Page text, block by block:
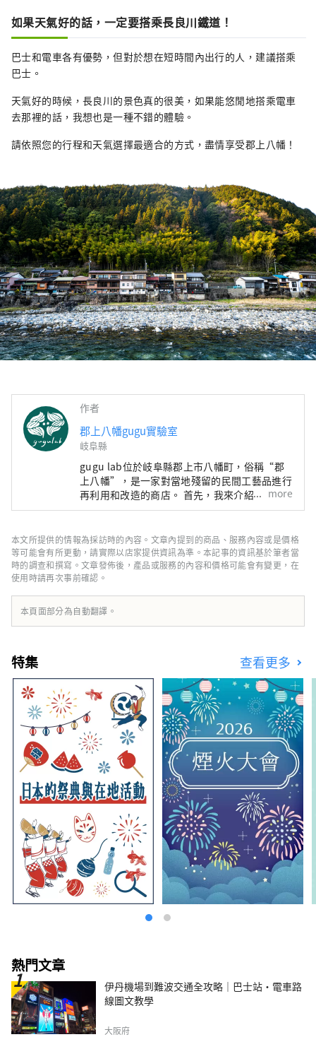
如果天氣好的話，一定要搭乘長良川鐵道！
巴士和電車各有優勢，但對於想在短時間內出行的人，建議搭乘
巴士。
天氣好的時候，長良川的景色真的很美，如果能悠閒地搭乘電車
去那裡的話，我想也是一種不錯的體驗。
請依照您的行程和天氣選擇最適合的方式，盡情享受郡上八幡！
作者
郡上八幡gugu實驗室
岐阜縣
gugu lab位於岐阜縣郡上市八幡町，俗稱“郡
上八幡”，是一家對當地殘留的民間工藝品進行
再利用和改造的商店。 首先，我來介紹一下郡
上八幡。 郡上八幡是一座群山環抱的古老城下
京都。 一條美麗的河流穿過小鎮中心，夏天的
時候這裡擠滿了釣香魚的人們和在河裡玩耍的孩
子們。 此外，被登錄為聯合國教科文組織非物
質文化遺產的“郡上舞”於7月至9月舉行，任
何人都可以參加。這已成為郡上八幡的夏季傳
統，從小孩到老人，每個人都會圍成一圈，伴隨
業。 出售並重新製作從郡上八幡的古宅收集的
家具、餐具、和服等。 我們還為外國人提供翻
拍體驗，歡迎前來參觀！
more
本文所提供的情報為採訪時的內容。文章內提到的商品、服務內容或是價格
等可能會有所更動，請實際以店家提供資訊為準。本記事的資訊基於筆者當
時的調查和撰寫。文章發佈後，產品或服務的內容和價格可能會有變更，在
使用時請再次事前確認。
本頁面部分為自動翻譯。
特集 查看更多
熱門文章
伊丹機場到難波交通全攻略｜巴士站・電車路
線圖文教學
大阪府